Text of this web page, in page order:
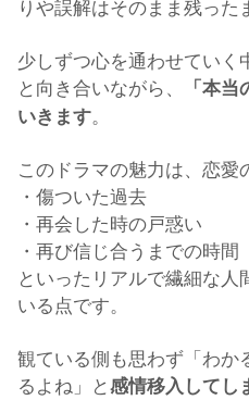
りや誤解はそのまま残った
少しずつ心を通わせてい
と向き合いながら、
「本
いきます。
このドラマの魅力は、恋愛
・傷ついた過去
・再会した時の戸惑い
・再び信じ合うまでの時間
といったリアルで繊細な
いる点です。
観ている側も思わず「わ
るよね」と感情移入してし